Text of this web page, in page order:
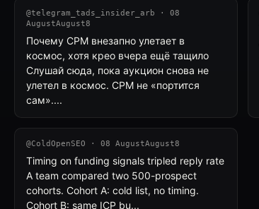
@telegram_tads_insider_arb · 08
AugustAugust8
Почему CPM внезапно улетает в
космос, хотя крео вчера ещё тащило
Слушай сюда, пока аукцион снова не
улетел в космос. CPM не «портится
сам»....
@ColdOpenSEO · 08 AugustAugust8
Timing on funding signals tripled reply rate
A team compared two 500-prospect
cohorts. Cohort A: cold list, no timing.
Cohort B: same ICP bu...